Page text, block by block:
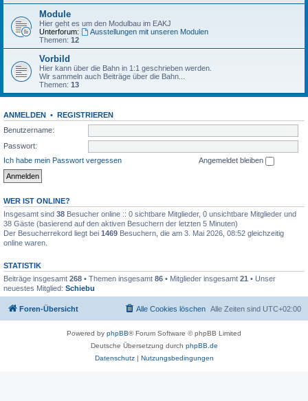
Module
Hier geht es um den Modulbau im EAKJ
Unterforum:
Ausstellungen mit unseren Modulen
Themen: 12
Vorbild
Hier kann über die Bahn in 1:1 geschrieben werden.
Wir sammeln auch Beiträge über die Bahn...
Themen: 13
ANMELDEN • REGISTRIEREN
Benutzername:
Passwort:
Ich habe mein Passwort vergessen
Angemeldet bleiben
WER IST ONLINE?
Insgesamt sind 38 Besucher online :: 0 sichtbare Mitglieder, 0 unsichtbare Mitglieder und
38 Gäste (basierend auf den aktiven Besuchern der letzten 5 Minuten)
Der Besucherrekord liegt bei 1469 Besuchern, die am 3. Mai 2026, 08:52 gleichzeitig
online waren.
STATISTIK
Beiträge insgesamt 268 • Themen insgesamt 86 • Mitglieder insgesamt 21 • Unser
neuestes Mitglied: Schiebu
Foren-Übersicht Alle Zeiten sind UTC+02:00
Alle Cookies löschen
Powered by phpBB® Forum Software © phpBB Limited
Deutsche Übersetzung durch phpBB.de
Datenschutz| Nutzungsbedingungen